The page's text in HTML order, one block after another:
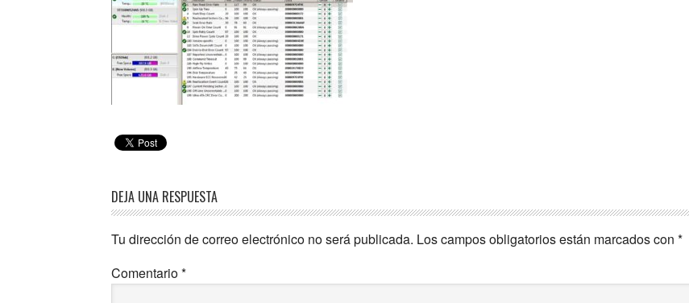
DEJA UNA RESPUESTA
Tu dirección de correo electrónico no será publicada. Los campos obligatorios están marcados con *
Comentario*